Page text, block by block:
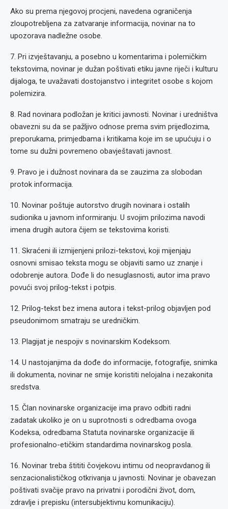
Ako su prema njegovoj procjeni, navedena ograničenja
zloupotrebljena za zatvaranje informacija, novinar na to
upozorava nadležne osobe.
7. Pri izvještavanju, a posebno u komentarima i polemičkim
tekstovima, novinar je dužan poštivati etiku javne riječi i kulturu
dijaloga, te uvažavati dostojanstvo i integritet osobe s kojom
polemizira.
8. Rad novinara podložan je kritici javnosti. Novinar i uredništva
obavezni su da se pažljivo odnose prema svim prijedlozima,
preporukama, primjedbama i kritikama koje im se upućuju i o
tome su dužni povremeno obavještavati javnost.
9. Pravo je i dužnost novinara da se zauzima za slobodan
protok informacija.
10. Novinar poštuje autorstvo drugih novinara i ostalih
sudionika u javnom informiranju. U svojim prilozima navodi
imena drugih autora čijem se tekstovima koristi.
11. Skraćeni ili izmijenjeni prilozi-tekstovi, koji mijenjaju
osnovni smisao teksta mogu se objaviti samo uz znanje i
odobrenje autora. Dođe li do nesuglasnosti, autor ima pravo
povući svoj prilog-tekst i potpis.
12. Prilog-tekst bez imena autora i tekst-prilog objavljen pod
pseudonimom smatraju se uredničkim.
13. Plagijat je nespojiv s novinarskim Kodeksom.
14. U nastojanjima da dođe do informacije, fotografije, snimka
ili dokumenta, novinar ne smije koristiti nelojalna i nezakonita
sredstva.
15. Član novinarske organizacije ima pravo odbiti radni
zadatak ukoliko je on u suprotnosti s odredbama ovoga
Kodeksa, odredbama Statuta novinarske organizacije ili
profesionalno-etičkim standardima novinarskog posla.
16. Novinar treba štititi čovjekovu intimu od neopravdanog ili
senzacionalističkog otkrivanja u javnosti. Novinar je obavezan
poštivati svačije pravo na privatni i porodični život, dom,
zdravlje i prepisku (intersubjektivnu komunikaciju).